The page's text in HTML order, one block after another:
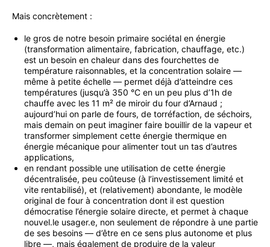
Mais concrètement :
le gros de notre besoin primaire sociétal en énergie
(transformation alimentaire, fabrication, chauffage, etc.)
est un besoin en chaleur dans des fourchettes de
température raisonnables, et la concentration solaire —
même à petite échelle — permet déjà d’atteindre ces
températures (jusqu’à 350 °C en un peu plus d’1h de
chauffe avec les 11 m² de miroir du four d’Arnaud ;
aujourd’hui on parle de fours, de torréfaction, de séchoirs,
mais demain on peut imaginer faire bouillir de la vapeur et
transformer simplement cette énergie thermique en
énergie mécanique pour alimenter tout un tas d’autres
applications,
en rendant possible une utilisation de cette énergie
décentralisée, peu coûteuse (à l’investissement limité et
vite rentabilisé), et (relativement) abondante, le modèle
original de four à concentration dont il est question
démocratise l’énergie solaire directe, et permet à chaque
nouvel.le usager.e, non seulement de répondre à une partie
de ses besoins — d’être en ce sens plus autonome et plus
libre —, mais également de produire de la valeur